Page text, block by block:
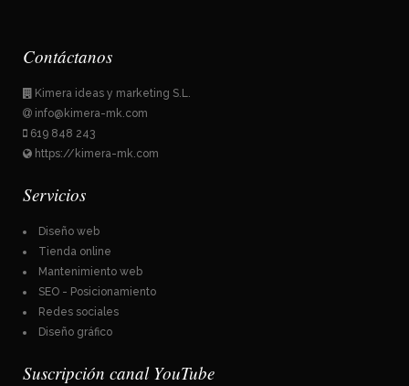
Contáctanos
Kimera ideas y marketing S.L.
info@kimera-mk.com
619 848 243
https://kimera-mk.com
Servicios
Diseño web
Tienda online
Mantenimiento web
SEO - Posicionamiento
Redes sociales
Diseño gráfico
Suscripción canal YouTube